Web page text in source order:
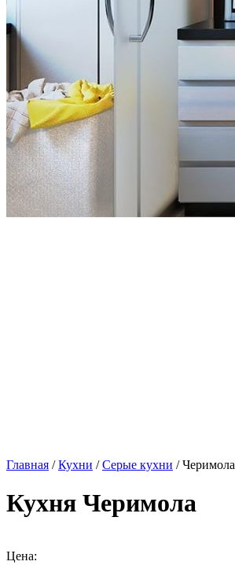
Главная /Кухни /Серые кухни / Черимола
Кухня Черимола
Цена: